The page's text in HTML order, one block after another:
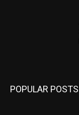
POPULAR POSTS